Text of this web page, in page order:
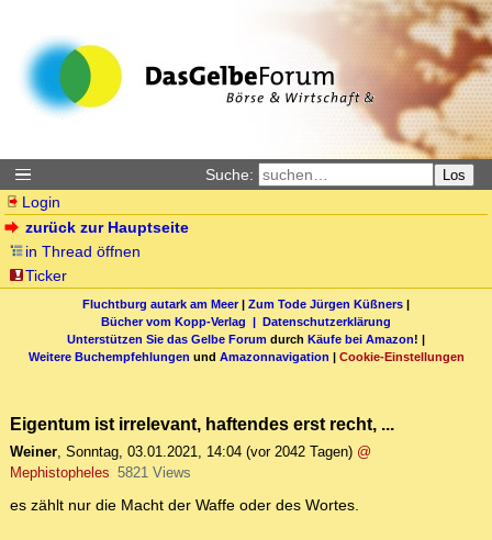
Suche: Los
Login
zurück zur Hauptseite
in Thread öffnen
Ticker
Fluchtburg autark am Meer| Zum Tode Jürgen Küßners |
Bücher vom Kopp-Verlag | Datenschutzerklärung
Unterstützen Sie das Gelbe Forum durch Käufe bei Amazon! |
Weitere Buchempfehlungen und Amazonnavigation | Cookie-Einstellungen
Eigentum ist irrelevant, haftendes erst recht, ...
Weiner, Sonntag, 03.01.2021, 14:04 (vor 2042 Tagen) @
Mephistopheles 5821 Views
es zählt nur die Macht der Waffe oder des Wortes.